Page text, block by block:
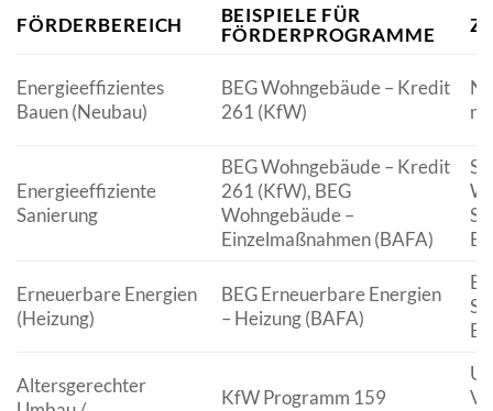
FÖRDERBEREICH
BEISPIELE FÜR
FÖRDERPROGRAMME
Energieeffizientes
Bauen (Neubau)
BEG Wohngebäude – Kredit
261 (KfW)
Energieeffiziente
Sanierung
BEG Wohngebäude – Kredit
261 (KfW), BEG
Wohngebäude –
Einzelmaßnahmen (BAFA)
Erneuerbare Energien
(Heizung)
BEG Erneuerbare Energien
– Heizung (BAFA)
Altersgerechter
KfW Programm 159